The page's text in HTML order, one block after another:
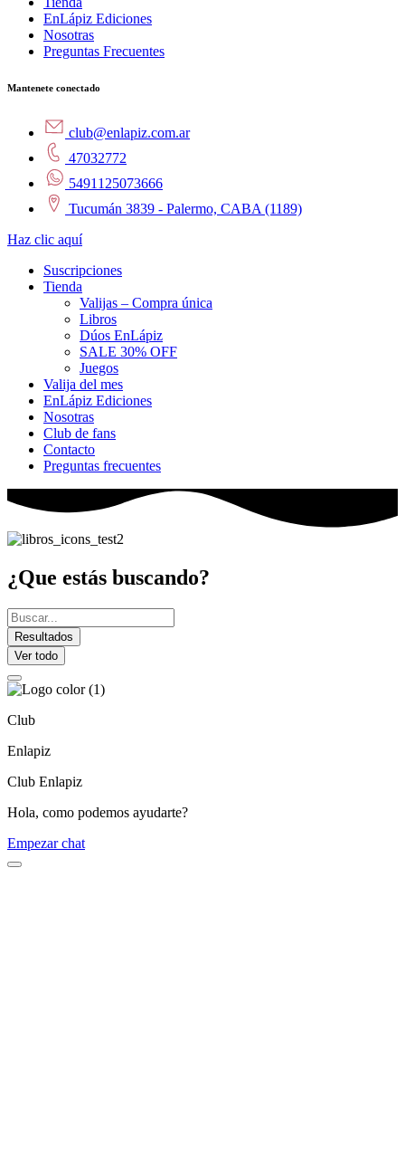
EnLápiz Ediciones
Nosotras
Preguntas Frecuentes
Mantenete conectado
club@enlapiz.com.ar
47032772
5491125073666
Tucumán 3839 - Palermo, CABA (1189)
Haz clic aquí
Suscripciones
Tienda
Valijas – Compra única
Libros
Dúos EnLápiz
SALE 30% OFF
Juegos
Valija del mes
EnLápiz Ediciones
Nosotras
Club de fans
Contacto
Preguntas frecuentes
¿Que estás buscando?
Search
...Resultados
Ver todo
Club
Enlapiz
Club Enlapiz
Hola, como podemos ayudarte?
Empezar chat